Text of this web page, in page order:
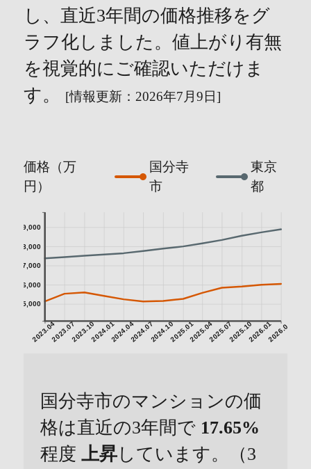
し、直近3年間の価格推移をグ
ラフ化しました。値上がり有無
を視覚的にご確認いただけま
す。
[情報更新：2026年7月9日]
価格（万
円）
国分寺
市
東京
都
2023.042023.072023.102024.012024.042024.072024.102025.012025.042025.072025.102026.012026.04
5,000
6,000
7,000
8,000
9,000
国分寺市のマンションの価
格は直近の3年間で 17.65%
程度 上昇しています。（3